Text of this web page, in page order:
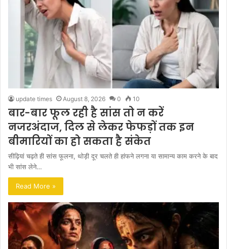
update times August 8, 2026 0 10
बार-बार फूल रही है सांस तो न करें
नजरअंदाज, दिल से लेकर फेफड़ों तक इन
बीमारियों का हो सकता है संकेत
सीढ़ियां चढ़ते ही सांस फूलना, थोड़ी दूर चलते ही हांफने लगना या सामान्य काम करने के बाद
भी सांस लेने…
Read More »